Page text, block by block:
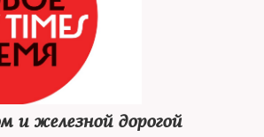
и железной дорогой